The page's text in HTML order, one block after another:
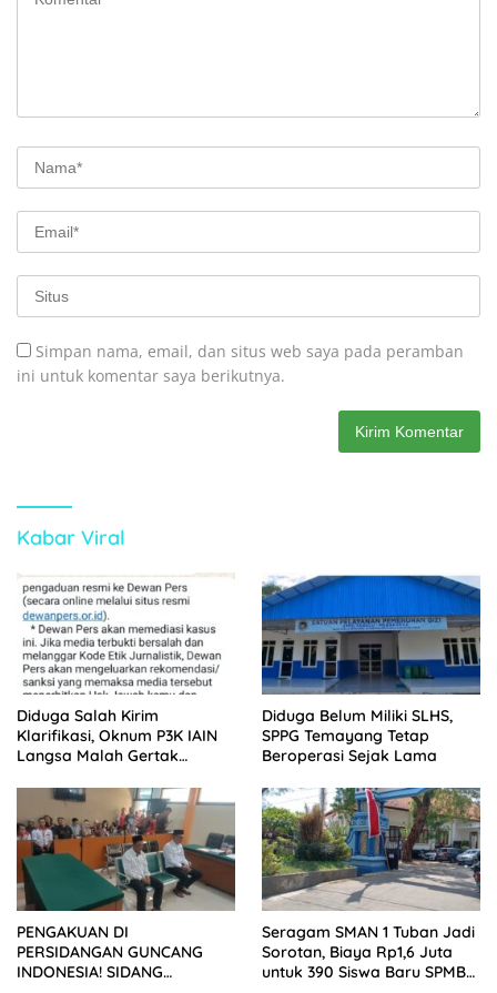
Simpan nama, email, dan situs web saya pada peramban
ini untuk komentar saya berikutnya.
Kabar Viral
Diduga Salah Kirim
Klarifikasi, Oknum P3K IAIN
Langsa Malah Gertak
Diduga Belum Miliki SLHS,
SPPG Temayang Tetap
Beroperasi Sejak Lama
PENGAKUAN DI
PERSIDANGAN GUNCANG
INDONESIA! SIDANG
Seragam SMAN 1 Tuban Jadi
Sorotan, Biaya Rp1,6 Juta
untuk 390 Siswa Baru SPMB